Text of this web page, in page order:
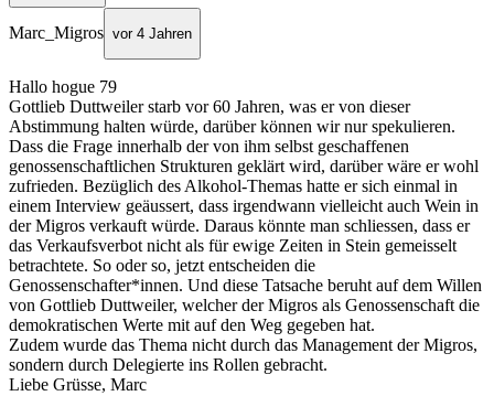
Marc_Migros vor 4 Jahren
Hallo hogue 79
Gottlieb Duttweiler starb vor 60 Jahren, was er von dieser
Abstimmung halten würde, darüber können wir nur spekulieren.
Dass die Frage innerhalb der von ihm selbst geschaffenen
genossenschaftlichen Strukturen geklärt wird, darüber wäre er wohl
zufrieden. Bezüglich des Alkohol-Themas hatte er sich einmal in
einem Interview geäussert, dass irgendwann vielleicht auch Wein in
der Migros verkauft würde. Daraus könnte man schliessen, dass er
das Verkaufsverbot nicht als für ewige Zeiten in Stein gemeisselt
betrachtete. So oder so, jetzt entscheiden die
Genossenschafter*innen. Und diese Tatsache beruht auf dem Willen
von Gottlieb Duttweiler, welcher der Migros als Genossenschaft die
demokratischen Werte mit auf den Weg gegeben hat.
Zudem wurde das Thema nicht durch das Management der Migros,
sondern durch Delegierte ins Rollen gebracht.
Liebe Grüsse, Marc